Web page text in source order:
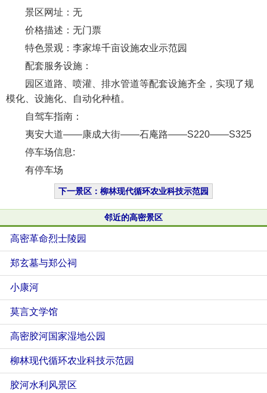
景区网址：无
价格描述：无门票
特色景观：李家埠千亩设施农业示范园
配套服务设施：
园区道路、喷灌、排水管道等配套设施齐全，实现了规
模化、设施化、自动化种植。
自驾车指南：
夷安大道——康成大街——石庵路——S220——S325
停车场信息:
有停车场
下一景区：柳林现代循环农业科技示范园
邻近的高密景区
高密革命烈士陵园
郑玄墓与郑公祠
小康河
莫言文学馆
高密胶河国家湿地公园
柳林现代循环农业科技示范园
胶河水利风景区